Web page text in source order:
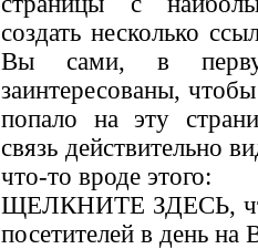
создать несколько
Вы сами, в
заинтересованы,
попало на эту
связь действительно
что-то вроде этого:
ЩЕЛКНИТЕ ЗДЕСЬ,
посетителей в день на